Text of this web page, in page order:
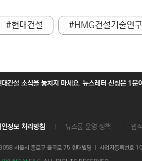
#현대건설 #HMG건설기술연
대건설 소식을 놓치지 마세요. 뉴스레터 신청은 1분
정보 처리방침 뉴스룸 운영 정책 법
서울시 종로구 율곡로 75 현대빌딩 ㅣ 사업자등록번